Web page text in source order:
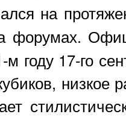
на
форумах.
м году 17-го
низкое